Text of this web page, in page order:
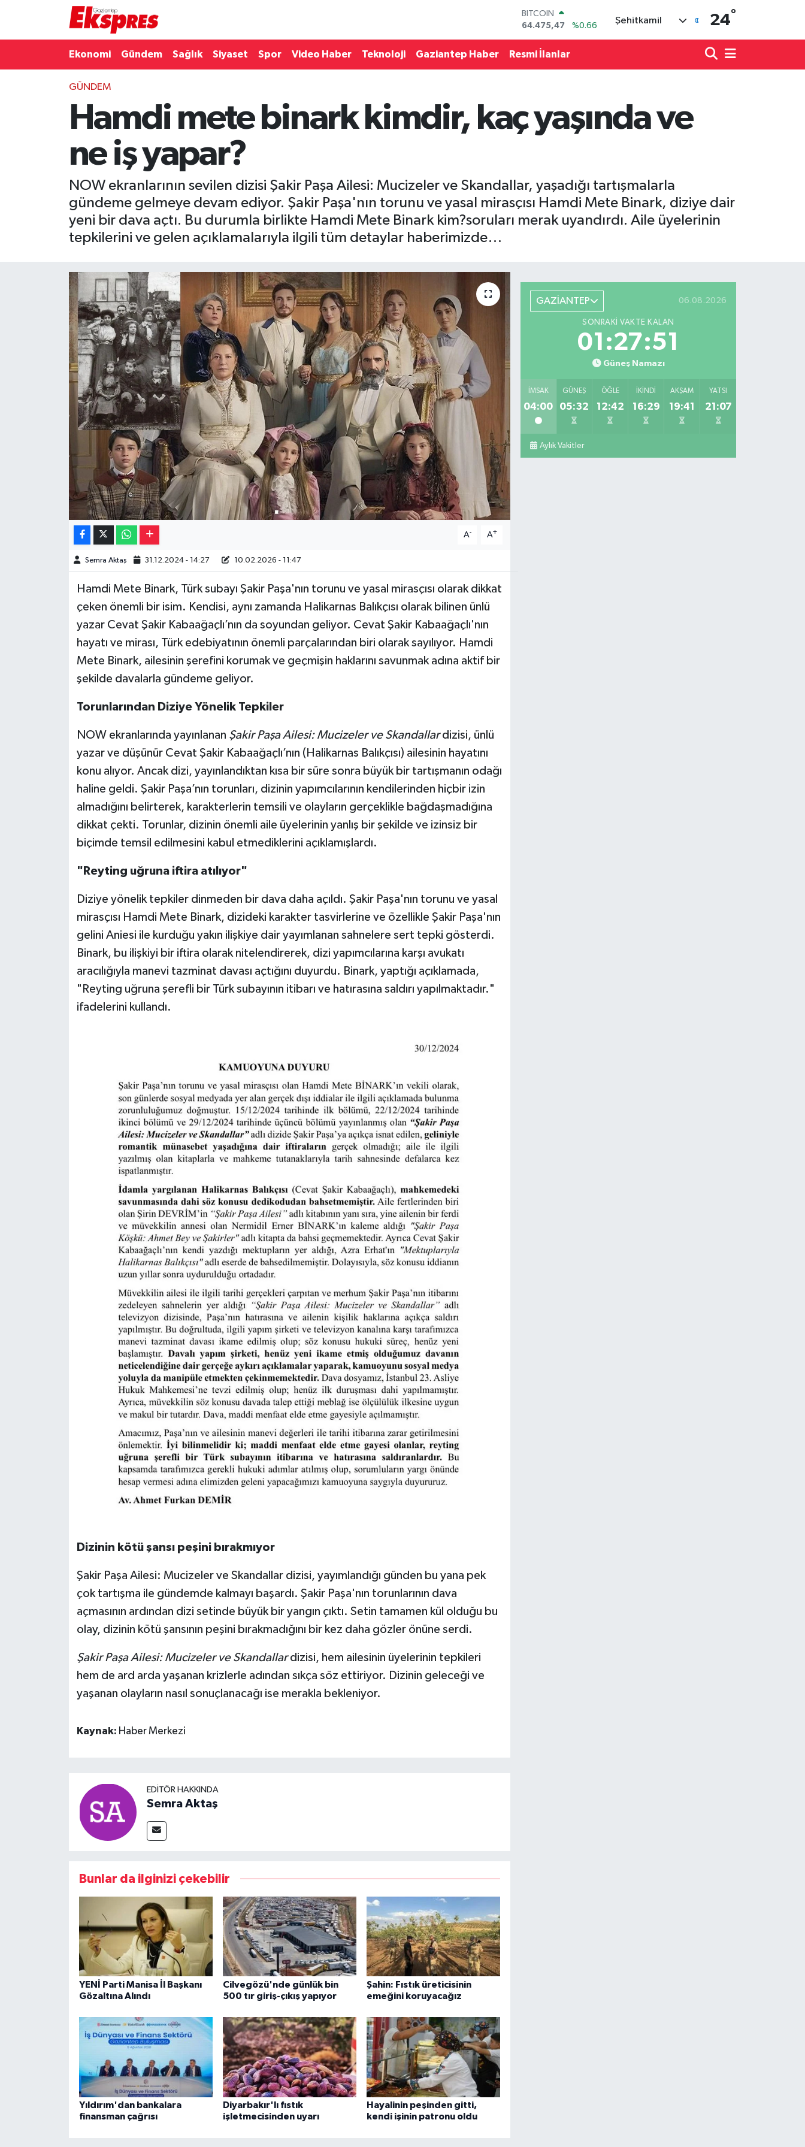
DOLAR
47,5971
%0.05
EURO
55,1336
BİST100
13.703
%11
BITCOIN
Şehitkamil 24°
Ekonomi Gündem Sağlık Siyaset Spor Video Haber Teknoloji Gaziantep Haber Resmi İlanlar
GÜNDEM
Hamdi mete binark kimdir, kaç yaşında ve
ne iş yapar?
NOW ekranlarının sevilen dizisi Şakir Paşa Ailesi: Mucizeler ve Skandallar, yaşadığı tartışmalarla
gündeme gelmeye devam ediyor. Şakir Paşa'nın torunu ve yasal mirasçısı Hamdi Mete Binark, diziye dair
yeni bir dava açtı. Bu durumla birlikte Hamdi Mete Binark kim?soruları merak uyandırdı. Aile üyelerinin
tepkilerini ve gelen açıklamalarıyla ilgili tüm detaylar haberimizde…
A- A+
Semra Aktaş 31.12.2024 - 14:27 10.02.2026 - 11:47
Hamdi Mete Binark, Türk subayı Şakir Paşa'nın torunu ve yasal mirasçısı olarak dikkat
çeken önemli bir isim. Kendisi, aynı zamanda Halikarnas Balıkçısı olarak bilinen ünlü
yazar Cevat Şakir Kabaağaçlı’nın da soyundan geliyor. Cevat Şakir Kabaağaçlı'nın
hayatı ve mirası, Türk edebiyatının önemli parçalarından biri olarak sayılıyor. Hamdi
Mete Binark, ailesinin şerefini korumak ve geçmişin haklarını savunmak adına aktif bir
şekilde davalarla gündeme geliyor.
Torunlarından Diziye Yönelik Tepkiler
NOW ekranlarında yayınlanan Şakir Paşa Ailesi: Mucizeler ve Skandallardizisi, ünlü
yazar ve düşünür Cevat Şakir Kabaağaçlı’nın (Halikarnas Balıkçısı) ailesinin hayatını
konu alıyor. Ancak dizi, yayınlandıktan kısa bir süre sonra büyük bir tartışmanın odağı
haline geldi. Şakir Paşa’nın torunları, dizinin yapımcılarının kendilerinden hiçbir izin
almadığını belirterek, karakterlerin temsili ve olayların gerçeklikle bağdaşmadığına
dikkat çekti. Torunlar, dizinin önemli aile üyelerinin yanlış bir şekilde ve izinsiz bir
biçimde temsil edilmesini kabul etmediklerini açıklamışlardı.
"Reyting uğruna iftira atılıyor"
Diziye yönelik tepkiler dinmeden bir dava daha açıldı. Şakir Paşa'nın torunu ve yasal
mirasçısı Hamdi Mete Binark, dizideki karakter tasvirlerine ve özellikle Şakir Paşa'nın
gelini Aniesi ile kurduğu yakın ilişkiye dair yayımlanan sahnelere sert tepki gösterdi.
Binark, bu ilişkiyi bir iftira olarak nitelendirerek, dizi yapımcılarına karşı avukatı
aracılığıyla manevi tazminat davası açtığını duyurdu. Binark, yaptığı açıklamada,
"Reyting uğruna şerefli bir Türk subayının itibarı ve hatırasına saldırı yapılmaktadır."
ifadelerini kullandı.
Dizinin kötü şansı peşini bırakmıyor
Şakir Paşa Ailesi: Mucizeler ve Skandallar dizisi, yayımlandığı günden bu yana pek
çok tartışma ile gündemde kalmayı başardı. Şakir Paşa'nın torunlarının dava
açmasının ardından dizi setinde büyük bir yangın çıktı. Setin tamamen kül olduğu bu
olay, dizinin kötü şansının peşini bırakmadığını bir kez daha gözler önüne serdi.
Şakir Paşa Ailesi: Mucizeler ve Skandallardizisi, hem ailesinin üyelerinin tepkileri
hem de ard arda yaşanan krizlerle adından sıkça söz ettiriyor. Dizinin geleceği ve
yaşanan olayların nasıl sonuçlanacağı ise merakla bekleniyor.
Kaynak: Haber Merkezi
EDITÖR HAKKINDA
Semra Aktaş
Bunlar da ilginizi çekebilir
YENİ Parti Manisa İl Başkanı
Gözaltına Alındı
Cilvegözü'nde günlük bin
500 tır giriş-çıkış yapıyor
Şahin: Fıstık üreticisinin
emeğini koruyacağız
Yıldırım'dan bankalara
finansman çağrısı
Diyarbakır'lı fıstık
işletmecisinden uyarı
Hayalinin peşinden gitti,
kendi işinin patronu oldu
GAZİANTEP 06.08.2026
SONRAKI VAKTE KALAN
01:27:50
Güneş Namazı
İMSAK
04:00
GÜNEŞ
05:32
ÖĞLE
12:42
İKINDI
16:29
AKŞAM
19:41
YATSI
21:07
Aylık Vakitler
Gaziantep son dakika
Gündem
Haberler
Kültür Sanat
Resmi İlanlar
Sinemalar
Teknoloji
Video Haber
Yeme-İçme
Puan Durumu ve Fikstür
Son Dakika Haberleri
Haber Arşivi